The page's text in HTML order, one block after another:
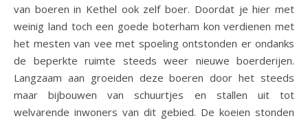
van boeren in Kethel ook zelf boer. Doordat je hier met
weinig land toch een goede boterham kon verdienen met
het mesten van vee met spoeling ontstonden er ondanks
de beperkte ruimte steeds weer nieuwe boerderijen.
Langzaam aan groeiden deze boeren door het steeds
maar bijbouwen van schuurtjes en stallen uit tot
welvarende inwoners van dit gebied. De koeien stonden